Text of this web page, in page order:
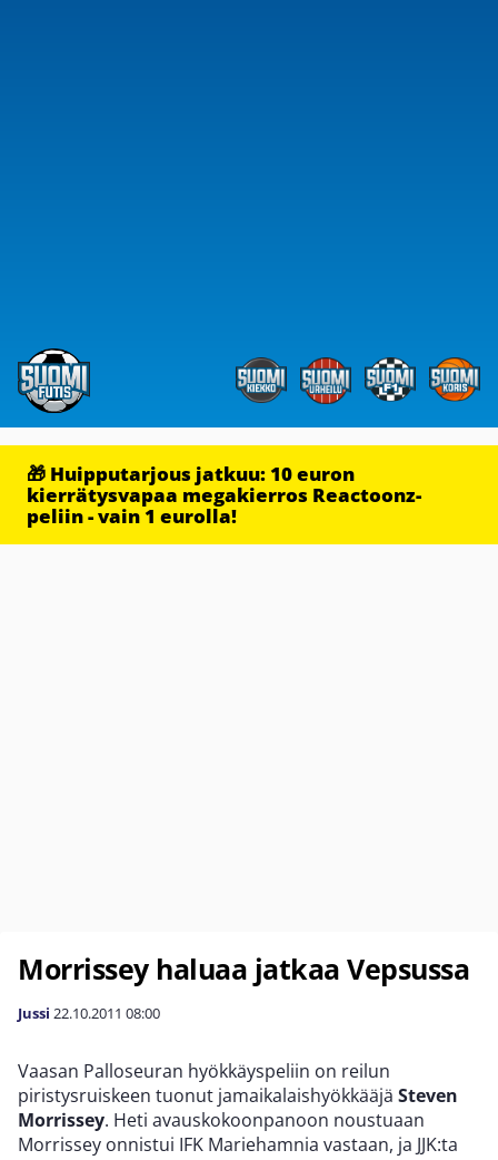
🎁 Huipputarjous jatkuu: 10 euron
kierrätysvapaa megakierros Reactoonz-
peliin - vain 1 eurolla!
Morrissey haluaa jatkaa Vepsussa
Jussi 22.10.2011 08:00
Vaasan Palloseuran hyökkäyspeliin on reilun
piristysruiskeen tuonut jamaikalaishyökkääjä Steven
Morrissey. Heti avauskokoonpanoon noustuaan
Morrissey onnistui IFK Mariehamnia vastaan, ja JJK:ta